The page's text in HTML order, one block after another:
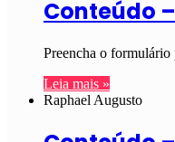
Conteúdo
Preencha o formulário
Leia mais »
Raphael Augusto